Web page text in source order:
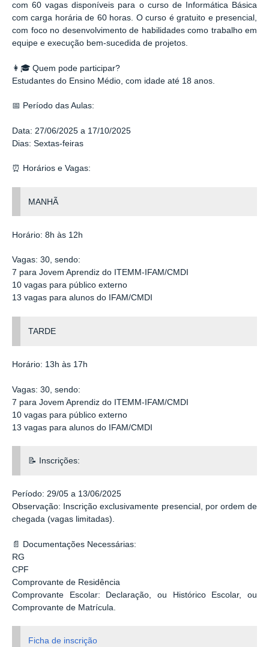
com 60 vagas disponíveis para o curso de Informática Básica
com carga horária de 60 horas. O curso é gratuito e presencial,
com foco no desenvolvimento de habilidades como trabalho em
equipe e execução bem-sucedida de projetos.
👩🎓 Quem pode participar?
Estudantes do Ensino Médio, com idade até 18 anos.
📅 Período das Aulas:
Data: 27/06/2025 a 17/10/2025
Dias: Sextas-feiras
⏰ Horários e Vagas:
MANHÃ
Horário: 8h às 12h
Vagas: 30, sendo:
7 para Jovem Aprendiz do ITEMM-IFAM/CMDI
10 vagas para público externo
13 vagas para alunos do IFAM/CMDI
TARDE
Horário: 13h às 17h
Vagas: 30, sendo:
7 para Jovem Aprendiz do ITEMM-IFAM/CMDI
10 vagas para público externo
13 vagas para alunos do IFAM/CMDI
📝 Inscrições:
Período: 29/05 a 13/06/2025
Observação: Inscrição exclusivamente presencial, por ordem de
chegada (vagas limitadas).
📄 Documentações Necessárias:
RG
CPF
Comprovante de Residência
Comprovante Escolar: Declaração, ou Histórico Escolar, ou
Comprovante de Matrícula.
Ficha de inscrição